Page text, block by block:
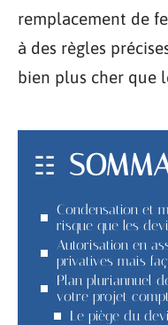
remplacement de
à des règles
bien plus cher que
Condensation et
risque que les
Autorisation en
privatives mais
Plan pluriannuel
votre projet
Le piège du